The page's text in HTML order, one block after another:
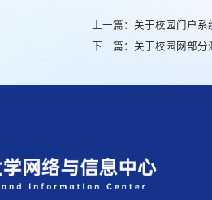
上一篇： 关于校园门户系
下一篇： 关于校园网部分